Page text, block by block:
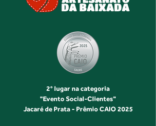
2° lugar na categoria
"Evento Social-Clientes"
Jacaré de Prata - Prêmio CAIO 2025